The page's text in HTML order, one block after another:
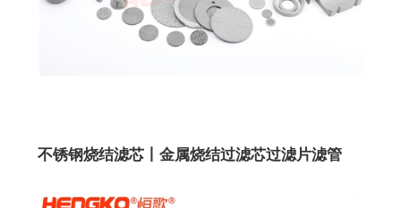
不锈钢烧结滤芯丨金属烧结过滤芯过滤片滤管